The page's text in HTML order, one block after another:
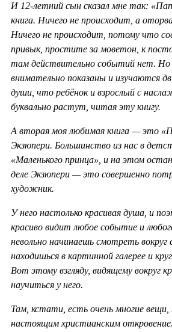
И 12-летний сын сказал мне так:
книга. Ничего не происходит, а
Ничего не происходит, потому что
привык, простите за моветон, к
там действительно событий нет. Но
внимательно показаны и изучаются
души, что ребёнок и взрослый с
буквально растут, читая эту книгу.
А вторая моя любимая книга — это
Экзюпери. Большинство из нас в
«Маленького принца», и на этом
деле Экзюпери — это совершенно
художник.
У него настолько красивая душа, и
красиво видит любое событие и
невольно начинаешь смотреть
находишься в картинной галерее и
Вот этому взгляду, видящему вокруг
научиться у него.
Там, кстати, есть очень многие
настоящим христианским